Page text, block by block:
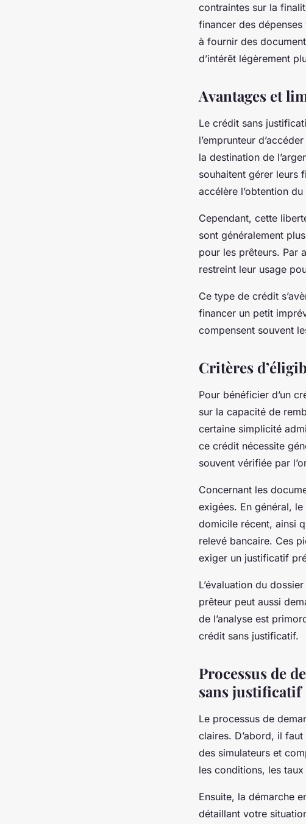
contraintes sur la
financer des
à fournir des
d’intérêt légèrement
Avantages et
Le crédit sans
l’emprunteur
la destination de
souhaitent gérer leurs
accélère l’obtention
Cependant, cette
sont généralement
pour les prêteurs. Par
restreint leur usage
Ce type de crédit
financer un petit
compensent souvent
Critères
Pour bénéficier d’un
sur la capacité de
certaine simplicité
ce crédit nécessite
souvent vérifiée par
Concernant les
exigées. En général,
domicile récent, ainsi
relevé bancaire. Ces
exiger un justificatif
L’évaluation du
prêteur peut aussi
de l’analyse est
crédit sans justificatif.
Processus de
sans justificatif
Le processus de
claires. D’abord, il
des simulateurs et
les conditions, les
Ensuite, la démarche
détaillant votre